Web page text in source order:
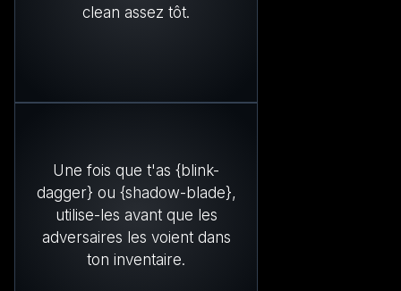
clean assez tôt.
Une fois que t'as {blink-
dagger} ou {shadow-blade},
utilise-les avant que les
adversaires les voient dans
ton inventaire.